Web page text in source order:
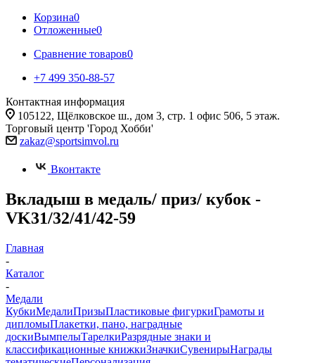
Корзина0
Отложенные0
Сравнение товаров0
+7 499 350-88-57
Контактная информация
105122, Щёлковское ш., дом 3, стр. 1 офис 506, 5 этаж.
Торговый центр 'Город Хобби'
zakaz@sportsimvol.ru
Вконтакте
Вкладыш в медаль/ приз/ кубок -
VK31/32/41/42-59
Главная
-
Каталог
-
Медали
КубкиМедалиПризыПластиковые фигуркиГрамоты и
дипломыПлакетки, пано, наградные
доскиВымпелыТарелкиРазрядные знаки и
классификационные книжкиЗначкиСувенирыНаграды